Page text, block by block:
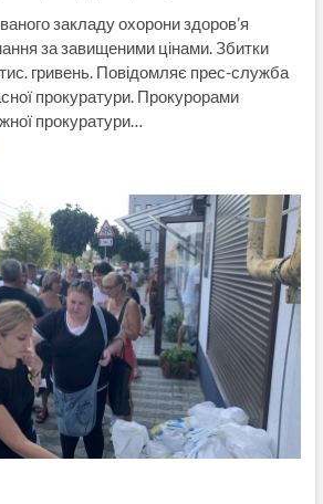
закладу охорони здоров’я
за завищеними цінами. Збитки
гривень. Повідомляє прес-служба
прокуратури. Прокурорами
прокуратури…